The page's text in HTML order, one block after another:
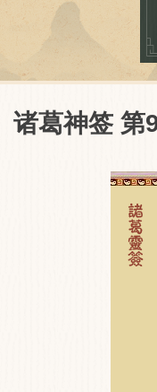
诸葛神签 第